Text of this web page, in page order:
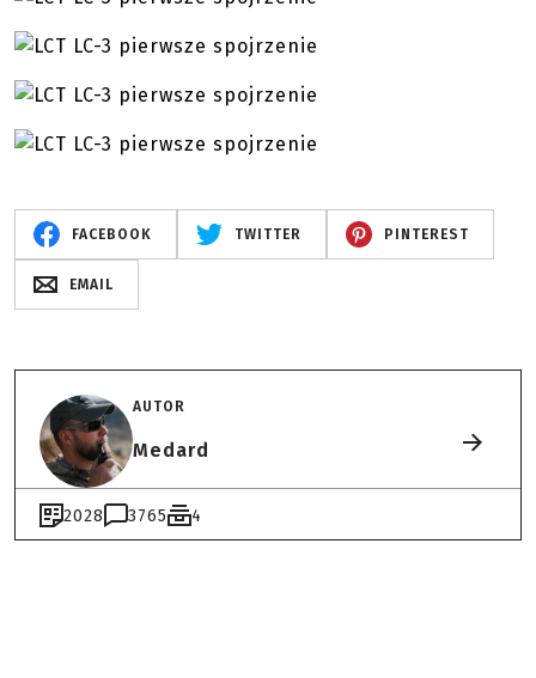
FACEBOOK TWITTER PINTEREST
EMAIL
AUTOR
Medard
2028 3765 4